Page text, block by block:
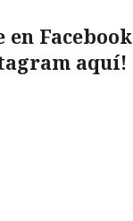
en Facebook
aquí!